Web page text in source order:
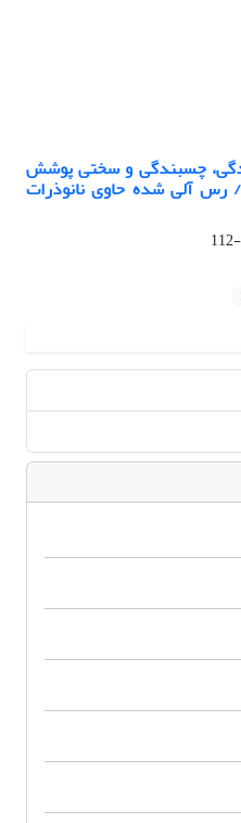
چسبندگی و سختی پوشش
/ رس آلی شده حاوی نانوذرات